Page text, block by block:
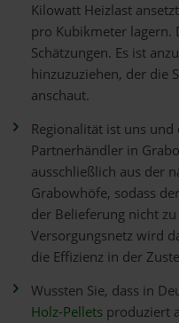
Kilowatt Heizlast
pro Kubikmeter lagern.
Schätzungen. Es ist
hinzuzuziehen, der die
anschaut.
Regionalität ist uns
Partnerhändler in
ausschließlich aus der
Grabowhöfe, sodass
der Belieferung nicht
Versorgungsnetz wird
die Effizienz in der
Wussten Sie, dass in
Holz-Pellets produziert